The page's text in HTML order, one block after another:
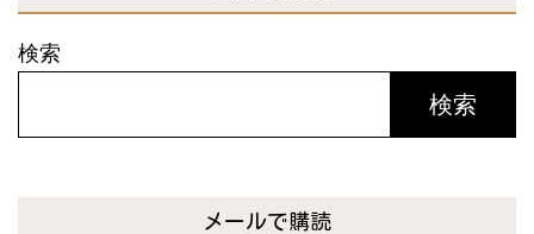
検索
検索
メールで購読